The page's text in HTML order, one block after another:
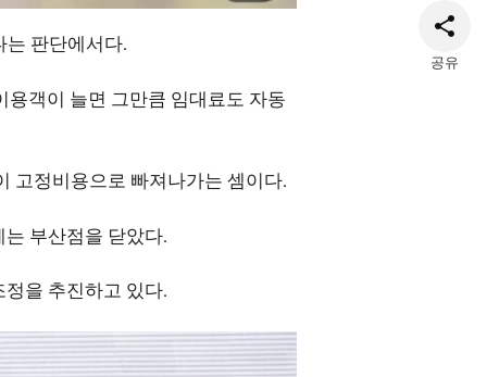
판단에서다.
객이 늘면 그만큼 임대료도 자동
고정비용으로 빠져나가는 셈이다.
부산점을 닫았다.
을 추진하고 있다.
공유